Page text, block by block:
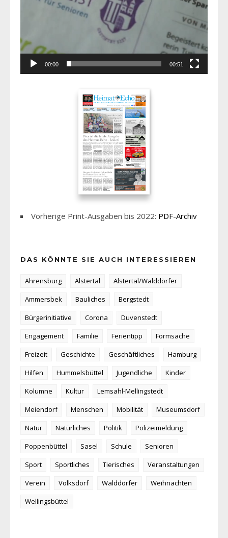
00:00 00:51
Vorherige Print-Ausgaben bis 2022: PDF-Archiv
DAS KÖNNTE SIE AUCH INTERESSIEREN
Ahrensburg Alstertal
Alstertal/Walddörfer
Ammersbek
Bauliches
Bergstedt
Bürgerinitiative
Corona
Duvenstedt
Engagement
Familie Ferientipp
Formsache
Freizeit
Geschichte Geschäftliches
Hamburg
Hilfen
Hummelsbüttel Jugendliche
Kinder
Kolumne
Kultur
Lemsahl-Mellingstedt
Meiendorf
Menschen Mobilität
Museumsdorf
Natur
Natürliches Politik
Polizeimeldung
Poppenbüttel
Sasel Schule
Senioren
Sport
Sportliches Tierisches
Veranstaltungen
Verein
Volksdorf Walddörfer
Weihnachten
Wellingsbüttel